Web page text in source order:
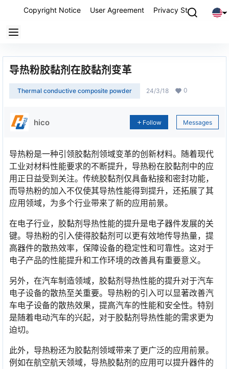
Copyright Notice User Agreement Privacy Statement
导热粉胶黏剂在胶黏剂变革
Thermal conductive composite powder 24/3/18 0
hico Follow Messages
导热粉是一种引领胶黏剂领域变革的创新材料。随着现代
工业对材料性能要求的不断提升，导热粉在胶黏剂中的应
用正日益受到关注。传统胶黏剂仅具备粘接和密封功能，
而导热粉的加入不仅使其导热性能得到提升，还拓展了其
应用领域，为多个行业带来了新的应用前景。
在电子行业，胶黏剂导热性能的提升是电子器件发展的关
键。导热粉的引入使得胶黏剂可以更有效地传导热量，提
高器件的散热效率，保障设备的稳定性和可靠性。这对于
电子产品的性能提升和工作环境的改善具有重要意义。
另外，在汽车制造领域，胶黏剂导热性能的提升对于汽车
电子设备的散热至关重要。导热粉的引入可以显著改善汽
车电子设备的散热效果，提高汽车的性能和安全性。特别
是随着电动汽车的兴起，对于胶黏剂导热性能的需求更为
迫切。
此外，导热粉还为胶黏剂领域带来了更广泛的应用前景。
例如在航空航天领域，导热胶黏剂的应用可以提升器件的